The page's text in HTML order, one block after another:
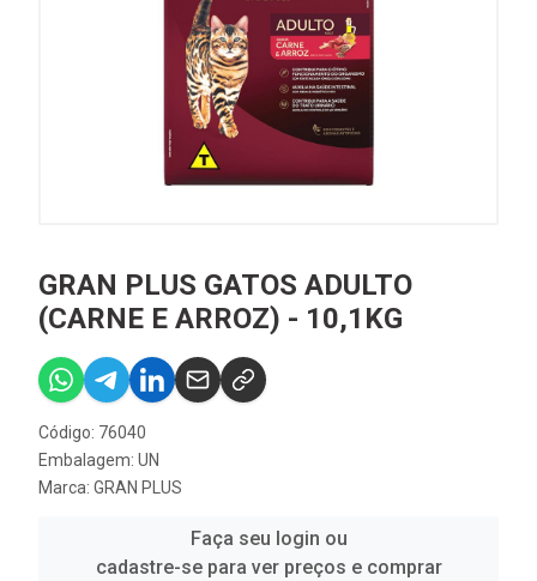
GRAN PLUS GATOS ADULTO
(CARNE E ARROZ) - 10,1KG
Código: 76040
Embalagem: UN
Marca: GRAN PLUS
Faça seu login ou
cadastre-se para ver preços e comprar